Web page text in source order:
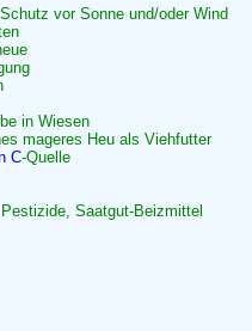
vor Sonne und/oder Wind
in Wiesen
mageres Heu als Viehfutter
C-Quelle
Saatgut-Beizmittel